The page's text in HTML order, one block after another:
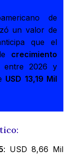
de
un valor de
que el
crecimiento
entre 2026 y
USD 13,19 Mil
: USD 8,66 Mil